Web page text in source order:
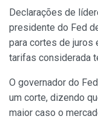
Declarações de
presidente do Fed
para cortes de juros
tarifas considerada
O governador do
um corte, dizendo
maior caso o